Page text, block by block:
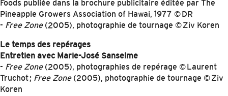
Foods publiée dans la brochure publicitaire éditée par The
Pineapple Growers Association of Hawai, 1977 © DR
- Free Zone(2005), photographie de tournage © Ziv Koren
Le temps des repérages
Entretien avec Marie-José Sanselme
- Free Zone(2005), photographies de repérage © Laurent
Truchot ; Free Zone(2005), photographie de tournage © Ziv
Koren